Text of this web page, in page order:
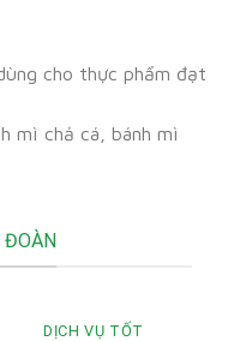
cho thực phẩm đạt
mì chả cá, bánh mì
ĐOÀN
DỊCH VỤ TỐT